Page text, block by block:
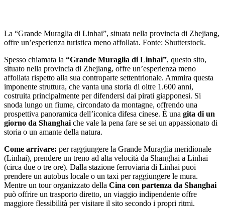
La “Grande Muraglia di Linhai”, situata nella provincia di Zhejiang,
offre un’esperienza turistica meno affollata. Fonte: Shutterstock.
Spesso chiamata la “Grande Muraglia di Linhai”, questo sito,
situato nella provincia di Zhejiang, offre un’esperienza meno
affollata rispetto alla sua controparte settentrionale. Ammira questa
imponente struttura, che vanta una storia di oltre 1.600 anni,
costruita principalmente per difendersi dai pirati giapponesi. Si
snoda lungo un fiume, circondato da montagne, offrendo una
prospettiva panoramica dell’iconica difesa cinese. È una gita di un
giorno da Shanghai che vale la pena fare se sei un appassionato di
storia o un amante della natura.
Come arrivare: per raggiungere la Grande Muraglia meridionale
(Linhai), prendere un treno ad alta velocità da Shanghai a Linhai
(circa due o tre ore). Dalla stazione ferroviaria di Linhai puoi
prendere un autobus locale o un taxi per raggiungere le mura.
Mentre un tour organizzato della Cina con partenza da Shanghai
può offrire un trasporto diretto, un viaggio indipendente offre
maggiore flessibilità per visitare il sito secondo i propri ritmi.